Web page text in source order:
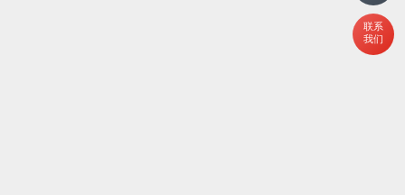
联系
我们